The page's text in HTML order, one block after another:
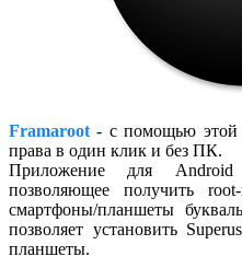
Framaroot- с помощью этой
права в один клик и без ПК.
Приложение для Android
позволяющее получить
смартфоны/планшеты
позволяет установить
планшеты.